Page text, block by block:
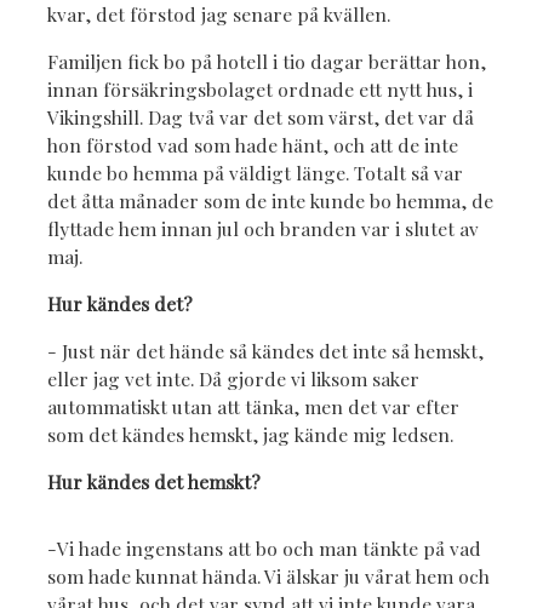
kvar, det förstod jag senare på kvällen.
Familjen fick bo på hotell i tio dagar berättar hon,
innan försäkringsbolaget ordnade ett nytt hus, i
Vikingshill. Dag två var det som värst, det var då
hon förstod vad som hade hänt, och att de inte
kunde bo hemma på väldigt länge. Totalt så var
det åtta månader som de inte kunde bo hemma, de
flyttade hem innan jul och branden var i slutet av
maj.
Hur kändes det?
- Just när det hände så kändes det inte så hemskt,
eller jag vet inte. Då gjorde vi liksom saker
autommatiskt utan att tänka, men det var efter
som det kändes hemskt, jag kände mig ledsen.
Hur kändes det hemskt?
-Vi hade ingenstans att bo och man tänkte på vad
som hade kunnat hända. Vi älskar ju vårat hem och